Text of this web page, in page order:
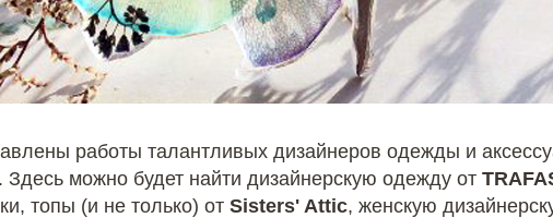
работы талантливых дизайнеров одежды и
можно будет найти дизайнерскую одежду от
топы (и не только) от Sisters' Attic, женскую